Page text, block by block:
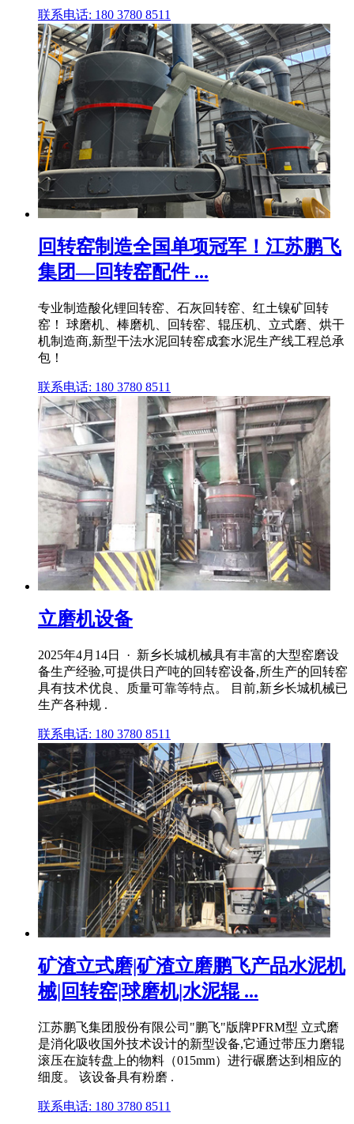
联系电话: 180 3780 8511
回转窑制造全国单项冠军！江苏鹏飞
集团—回转窑配件 ...
专业制造酸化锂回转窑、石灰回转窑、红土镍矿回转
窑！ 球磨机、棒磨机、回转窑、辊压机、立式磨、烘干
机制造商,新型干法水泥回转窑成套水泥生产线工程总承
包！
联系电话: 180 3780 8511
立磨机设备
2025年4月14日 · 新乡长城机械具有丰富的大型窑磨设
备生产经验,可提供日产吨的回转窑设备,所生产的回转窑
具有技术优良、质量可靠等特点。 目前,新乡长城机械已
生产各种规 .
联系电话: 180 3780 8511
矿渣立式磨|矿渣立磨鹏飞产品水泥机
械|回转窑|球磨机|水泥辊 ...
江苏鹏飞集团股份有限公司"鹏飞"版牌PFRM型 立式磨
是消化吸收国外技术设计的新型设备,它通过带压力磨辊
滚压在旋转盘上的物料（015mm）进行碾磨达到相应的
细度。 该设备具有粉磨 .
联系电话: 180 3780 8511